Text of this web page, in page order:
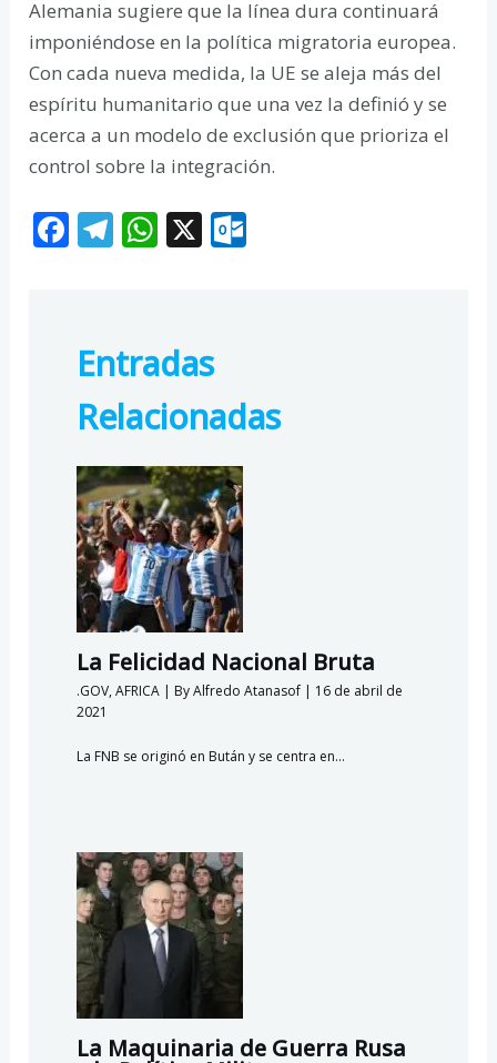
Alemania sugiere que la línea dura continuará
imponiéndose en la política migratoria europea.
Con cada nueva medida, la UE se aleja más del
espíritu humanitario que una vez la definió y se
acerca a un modelo de exclusión que prioriza el
control sobre la integración.
F
o
o
k
T
a
m
W
s
A
p
p
X
c
o
Entradas
Relacionadas
La Felicidad Nacional Bruta
.GOV,AFRICA| ByAlfredo Atanasof | 16 de abril de
2021
La FNB se originó en Bután y se centra en…
La Maquinaria de Guerra Rusa